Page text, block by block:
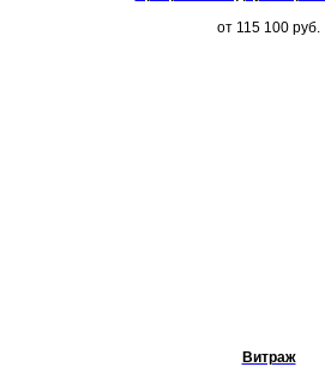
от 115 100 руб.
Витраж